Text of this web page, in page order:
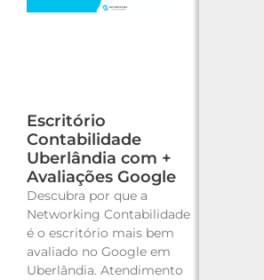
Escritório
Contabilidade
Uberlândia com +
Avaliações Google
Descubra por que a
Networking Contabilidade
é o escritório mais bem
avaliado no Google em
Uberlândia. Atendimento